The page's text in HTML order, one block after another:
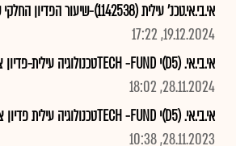
אי.בי.אי.טכנ' עילית (1142538)-שיעור הפדיון החלקי שיבוצע %7.59
19.12.2024, 17:22
אי.בי.אי. (D5)י TECH -FUNDטכנולוגיה עילית-פדיון צפוי ב24.12.24
28.11.2024, 18:02
אי.בי.אי. (D5)י TECH -FUNDטכנולוגיה עילית פדיון צפוי ב-25.12
28.11.2023, 10:38